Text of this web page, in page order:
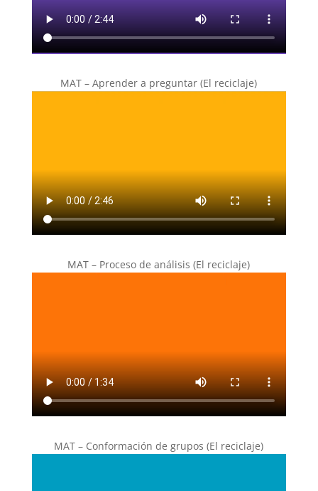
MAT – Aprender a preguntar (El reciclaje)
MAT – Proceso de análisis (El reciclaje)
MAT – Conformación de grupos (El reciclaje)